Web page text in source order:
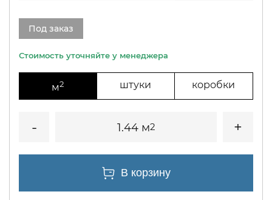
Под заказ
м2 штуки коробки
1.44 м2